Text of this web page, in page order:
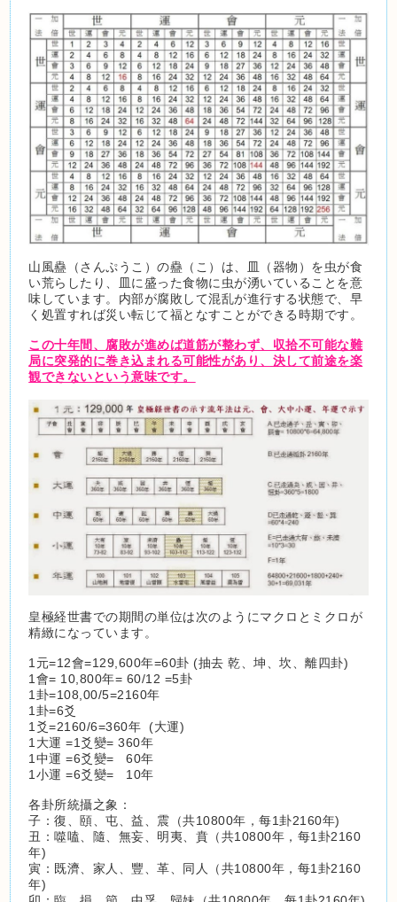
山風蠱（さんぷうこ）の蠱（こ）は、皿（器物）を虫が食
い荒らしたり、皿に盛った食物に虫が湧いていることを意
味しています。内部が腐敗して混乱が進行する状態で、早
く処置すれば災い転じて福となすことができる時期です。
この十年間、腐敗が進めば道筋が整わず、収拾不可能な難
局に突発的に巻き込まれる可能性があり、決して前途を楽
観できないという意味です。
皇極経世書での期間の単位は次のようにマクロとミクロが
精緻になっています。
1元=12會=129,600年=60卦 (抽去 乾、坤、坎、離四卦)
1會= 10,800年= 60/12 =5卦
1卦=108,00/5=2160年
1卦=6爻
1爻=2160/6=360年 (大運)
1大運 =1爻變= 360年
1中運 =6爻變= 60年
1小運 =6爻變= 10年
各卦所統攝之象：
子：復、頤、屯、益、震（共10800年，每1卦2160年)
丑：噬嗑、隨、無妄、明夷、賁（共10800年，每1卦2160
年)
寅：既濟、家人、豐、革、同人（共10800年，每1卦2160
年)